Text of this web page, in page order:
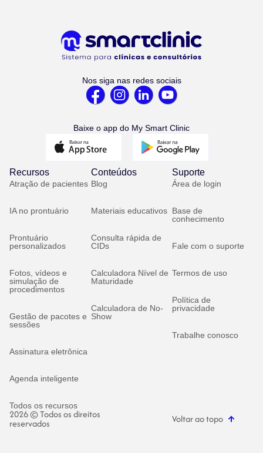
Nos siga nas redes sociais
Baixe o app do My Smart Clinic
Recursos
Atração de pacientes
IA no prontuário
Prontuário
personalizados
Fotos, vídeos e
simulação de
procedimentos
Gestão de pacotes e
sessões
Assinatura eletrônica
Agenda inteligente
Todos os recursos
Conteúdos
Blog
Materiais educativos
Consulta rápida de
CIDs
Calculadora Nível de
Maturidade
Calculadora de No-
Show
Suporte
Área de login
Base de
conhecimento
Fale com o suporte
Termos de uso
Política de
privacidade
Trabalhe conosco
2026 © Todos os direitos
reservados Voltar ao topo